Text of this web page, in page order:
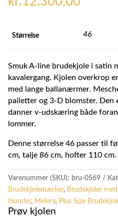
Størrelse 46
Smuk A-line brudekjole i satin
kavalergang. Kjolen overkrop
med lange ballanærmer.
pailetter og 3-D blomster. Den
danner v-udskæring både
lommer.
Denne størrelse 46 passer til
cm, talje 86 cm, hofter 110 cm.
Varenummer (SKU): bru-0569
Brudekjolemærker, Brudekjoler
blonder, Melory, Plus Size
Prøv kjolen